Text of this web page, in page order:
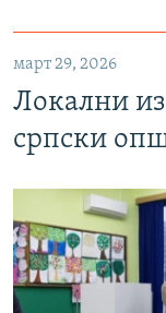
март 29, 2026
Локални
српски